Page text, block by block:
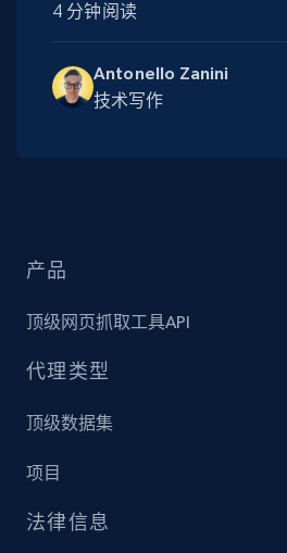
Antonello Zanini
技术写作
4 分钟阅读
产品
顶级网页抓取工具API
代理类型
顶级数据集
项目
法律信息